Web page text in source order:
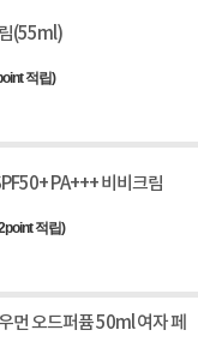
(55ml)
적립)
PA+++ 비비크림
적립)
먼 오드퍼퓸 50ml 여자 페